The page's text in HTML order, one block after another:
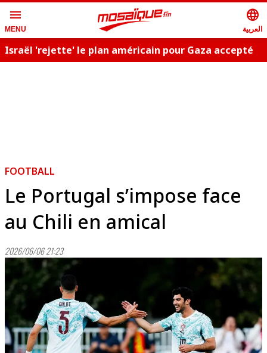
menu
MENU
language
العربية
Israël 'rejette' le plan américain pour Gaza accepté
FOOTBALL
Le Portugal s’impose face
au Chili en amical
2026/06/06 21:23